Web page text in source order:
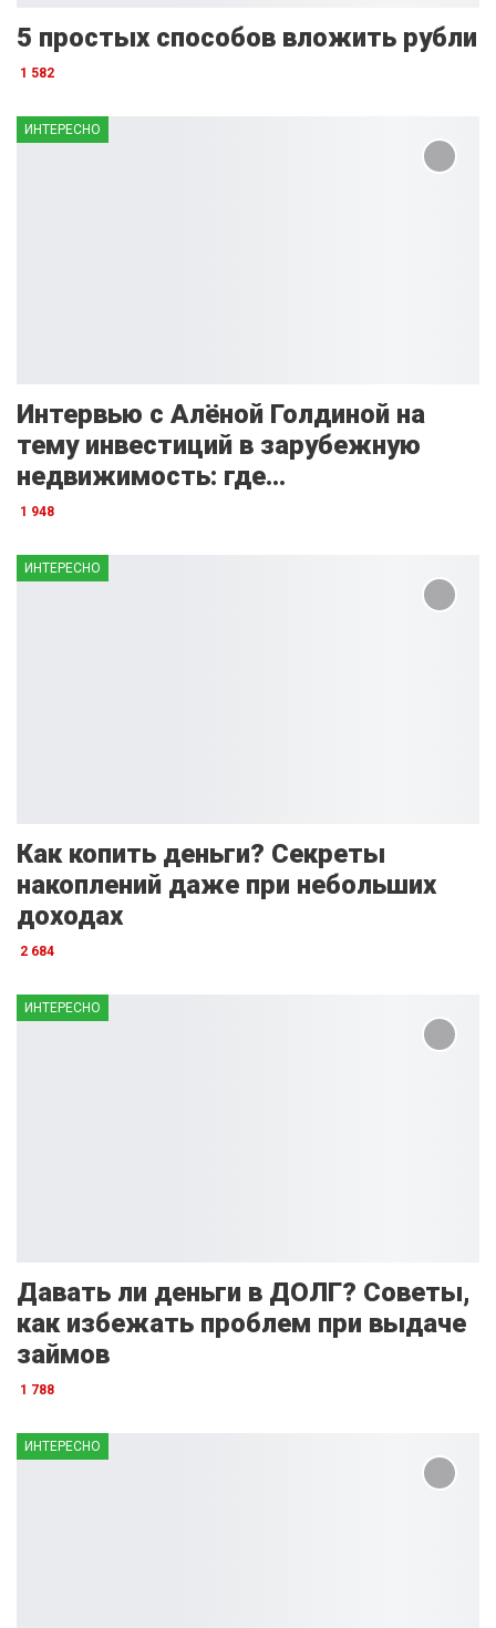
5 простых способов вложить рубли
1 582
ИНТЕРЕСНО
Интервью с Алёной Голдиной на
тему инвестиций в зарубежную
недвижимость: где…
1 948
ИНТЕРЕСНО
Как копить деньги? Секреты
накоплений даже при небольших
доходах
2 684
ИНТЕРЕСНО
Давать ли деньги в ДОЛГ? Советы,
как избежать проблем при выдаче
займов
1 788
ИНТЕРЕСНО